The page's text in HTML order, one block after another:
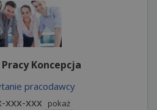
Koncepcja
pracodawcy
xxx-xxx pokaż